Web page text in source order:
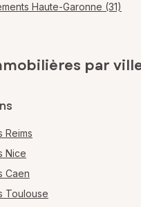
Haute-Garonne (31)
par
Reims
Nice
Caen
Toulouse